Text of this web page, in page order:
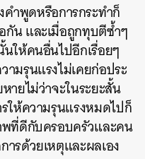
ำพูดหรือการกระทำก็
น และเมื่อถูกทุบตีซ้ำๆ
นให้คนอื่นไปอีกเรื่อยๆ
มรุนแรงไม่เคยก่อประ
ายไม่ว่าจะในระยะสั้น
ให้ความรุนแรงหมดไปก็
พที่ดีกับครอบครัวและคน
รด้วยเหตุและผลเอง